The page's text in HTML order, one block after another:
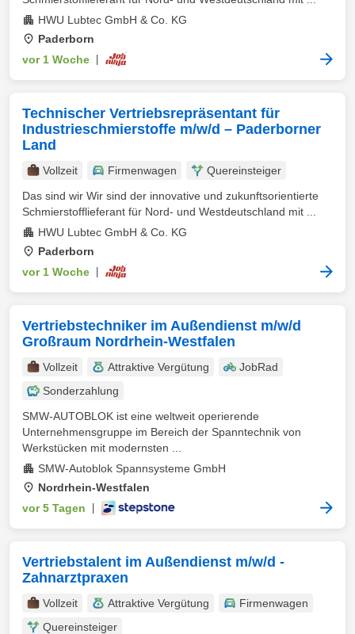
HWU Lubtec GmbH & Co. KG
Paderborn
vor 1 Woche
Technischer Vertriebsrepräsentant für
Industrieschmierstoffe m/w/d – Paderborner
Land
Vollzeit Firmenwagen
Quereinsteiger
Das sind wir Wir sind der innovative und zukunftsorientierte
Schmierstofflieferant für Nord- und Westdeutschland mit ...
HWU Lubtec GmbH & Co. KG
Paderborn
vor 1 Woche
Vertriebstechniker im Außendienst m/w/d
Großraum Nordrhein-Westfalen
Vollzeit Attraktive Vergütung
JobRad
Sonderzahlung
SMW-AUTOBLOK ist eine weltweit operierende
Unternehmensgruppe im Bereich der Spanntechnik von
Werkstücken mit modernsten ...
SMW-Autoblok Spannsysteme GmbH
Nordrhein-Westfalen
vor 5 Tagen
Vertriebstalent im Außendienst m/w/d -
Zahnarztpraxen
Vollzeit Attraktive Vergütung
Firmenwagen
Quereinsteiger